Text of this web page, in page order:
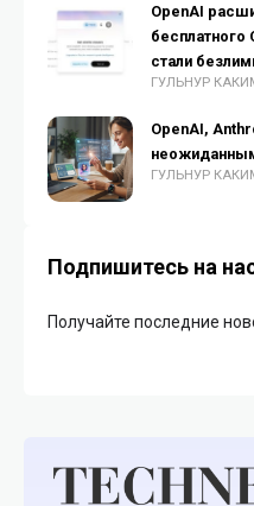
OpenAI
бесплатного
стали
ГУЛЬНУР
OpenAI,
ГУЛЬНУР
Подпишитесь на
Получайте последние